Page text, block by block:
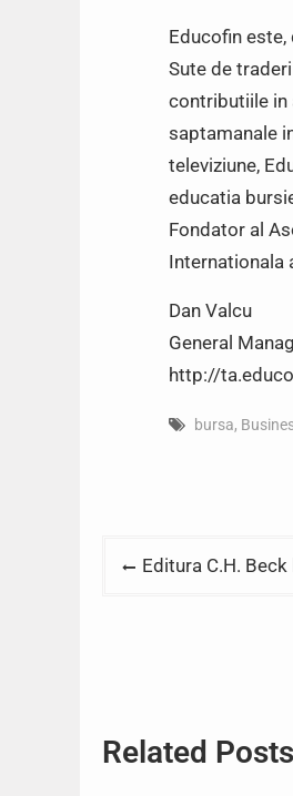
Educofin
Sute de
contributiile in
saptamanale
televiziune,
educatia
Fondator al
Internationala
Dan Valcu
General
http://
bursa,
PostEditura C.H.
Related Posts